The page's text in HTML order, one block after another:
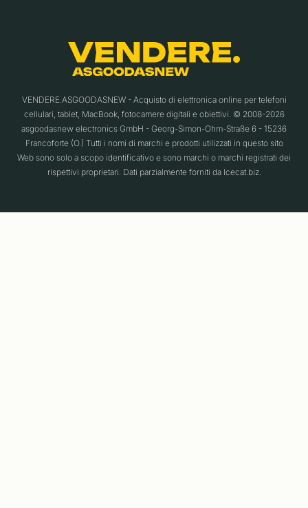
VENDERE.ASGOODASNEW - Acquisto di elettronica online per telefoni
cellulari, tablet, MacBook, fotocamere digitali e obiettivi. © 2008-2026
asgoodasnew electronics GmbH - Georg-Simon-Ohm-Straße 6 - 15236
Francoforte (O.) Tutti i nomi di marchi e prodotti utilizzati in questo sito
Web sono solo a scopo identificativo e sono marchi o marchi registrati dei
rispettivi proprietari. Dati parzialmente forniti da Icecat.biz.